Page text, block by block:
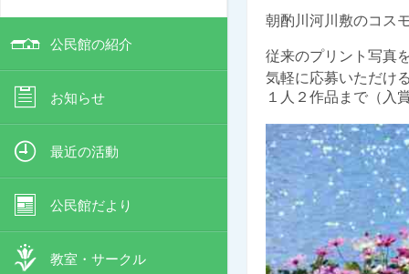
公民館の紹介
お知らせ
最近の活動
公民館だより
教室・サークル
朝酌川河川敷のコス
従来のプリント写真
気軽に応募いただけ
１人２作品まで（入